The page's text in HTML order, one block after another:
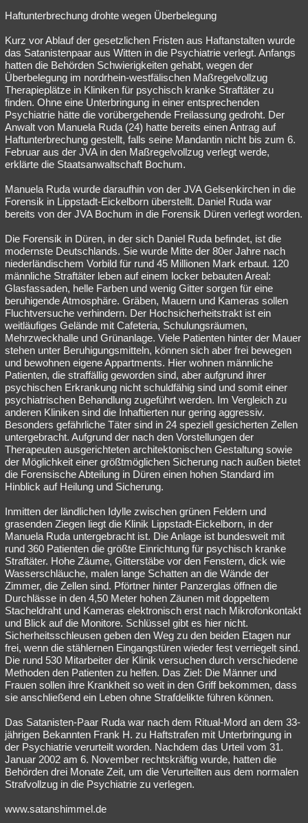
Haftunterbrechung drohte wegen Überbelegung
Kurz vor Ablauf der gesetzlichen Fristen aus Haftanstalten wurde
das Satanistenpaar aus Witten in die Psychiatrie verlegt. Anfangs
hatten die Behörden Schwierigkeiten gehabt, wegen der
Überbelegung im nordrhein-westfälischen Maßregelvollzug
Therapieplätze in Kliniken für psychisch kranke Straftäter zu
finden. Ohne eine Unterbringung in einer entsprechenden
Psychiatrie hätte die vorübergehende Freilassung gedroht. Der
Anwalt von Manuela Ruda (24) hatte bereits einen Antrag auf
Haftunterbrechung gestellt, falls seine Mandantin nicht bis zum 6.
Februar aus der JVA in den Maßregelvollzug verlegt werde,
erklärte die Staatsanwaltschaft Bochum.
Manuela Ruda wurde daraufhin von der JVA Gelsenkirchen in die
Forensik in Lippstadt-Eickelborn überstellt. Daniel Ruda war
bereits von der JVA Bochum in die Forensik Düren verlegt worden.
Die Forensik in Düren, in der sich Daniel Ruda befindet, ist die
modernste Deutschlands. Sie wurde Mitte der 80er Jahre nach
niederländischem Vorbild für rund 45 Millionen Mark erbaut. 120
männliche Straftäter leben auf einem locker bebauten Areal:
Glasfassaden, helle Farben und wenig Gitter sorgen für eine
beruhigende Atmosphäre. Gräben, Mauern und Kameras sollen
Fluchtversuche verhindern. Der Hochsicherheitstrakt ist ein
weitläufiges Gelände mit Cafeteria, Schulungsräumen,
Mehrzweckhalle und Grünanlage. Viele Patienten hinter der Mauer
stehen unter Beruhigungsmitteln, können sich aber frei bewegen
und bewohnen eigene Appartments. Hier wohnen männliche
Patienten, die straffällig geworden sind, aber aufgrund ihrer
psychischen Erkrankung nicht schuldfähig sind und somit einer
psychiatrischen Behandlung zugeführt werden. Im Vergleich zu
anderen Kliniken sind die Inhaftierten nur gering aggressiv.
Besonders gefährliche Täter sind in 24 speziell gesicherten Zellen
untergebracht. Aufgrund der nach den Vorstellungen der
Therapeuten ausgerichteten architektonischen Gestaltung sowie
der Möglichkeit einer größtmöglichen Sicherung nach außen bietet
die Forensische Abteilung in Düren einen hohen Standard im
Hinblick auf Heilung und Sicherung.
Inmitten der ländlichen Idylle zwischen grünen Feldern und
grasenden Ziegen liegt die Klinik Lippstadt-Eickelborn, in der
Manuela Ruda untergebracht ist. Die Anlage ist bundesweit mit
rund 360 Patienten die größte Einrichtung für psychisch kranke
Straftäter. Hohe Zäume, Gitterstäbe vor den Fenstern, dick wie
Wasserschläuche, malen lange Schatten an die Wände der
Zimmer, die Zellen sind. Pförtner hinter Panzerglas öffnen die
Durchlässe in den 4,50 Meter hohen Zäunen mit doppeltem
Stacheldraht und Kameras elektronisch erst nach Mikrofonkontakt
und Blick auf die Monitore. Schlüssel gibt es hier nicht.
Sicherheitsschleusen geben den Weg zu den beiden Etagen nur
frei, wenn die stählernen Eingangstüren wieder fest verriegelt sind.
Die rund 530 Mitarbeiter der Klinik versuchen durch verschiedene
Methoden den Patienten zu helfen. Das Ziel: Die Männer und
Frauen sollen ihre Krankheit so weit in den Griff bekommen, dass
sie anschließend ein Leben ohne Strafdelikte führen können.
Das Satanisten-Paar Ruda war nach dem Ritual-Mord an dem 33-
jährigen Bekannten Frank H. zu Haftstrafen mit Unterbringung in
der Psychiatrie verurteilt worden. Nachdem das Urteil vom 31.
Januar 2002 am 6. November rechtskräftig wurde, hatten die
Behörden drei Monate Zeit, um die Verurteilten aus dem normalen
Strafvollzug in die Psychiatrie zu verlegen.
www.satanshimmel.de